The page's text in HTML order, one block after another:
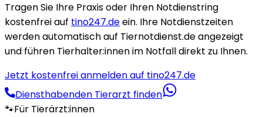
Tragen Sie Ihre Praxis oder Ihren Notdienstring
kostenfrei auf tino247.deein. Ihre Notdienstzeiten
werden automatisch auf Tiernotdienst.de angezeigt
und führen Tierhalter:innen im Notfall direkt zu Ihnen.
Jetzt kostenfrei anmelden auf tino247.de
Diensthabenden Tierarzt finden
🐾Für Tierärzt:innen